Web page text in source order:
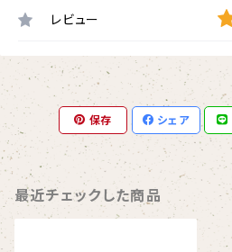
レビュー
保存 シェア
最近チェックした商品